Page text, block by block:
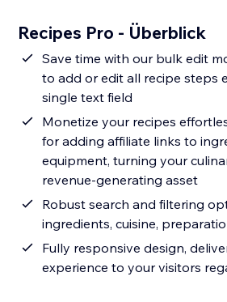
Recipes Pro - Überblick
Save time with our bulk edit
to add or edit all recipe steps
single text field
Monetize your recipes
for adding affiliate links to
equipment, turning your
revenue-generating asset
Robust search and filtering
ingredients, cuisine,
Fully responsive design,
experience to your visitors